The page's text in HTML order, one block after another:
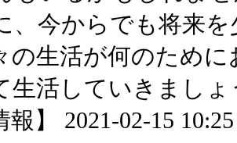
、今からでも将来
の生活が何のため
生活していきましょ
報】 2021-02-15